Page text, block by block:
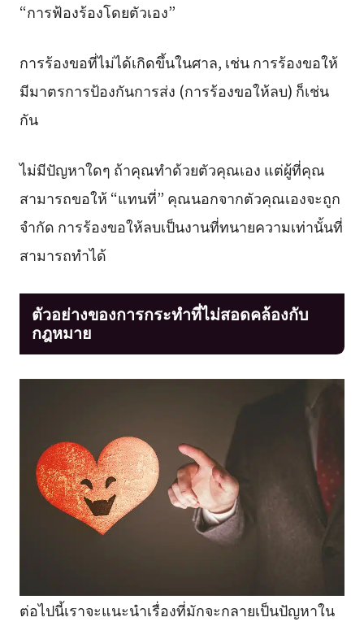
“การฟ้องร้องโดยตัวเอง”
การร้องขอที่ไม่ได้เกิดขึ้นในศาล, เช่น การร้องขอให้
มีมาตรการป้องกันการส่ง (การร้องขอให้ลบ) ก็เช่น
กัน
ไม่มีปัญหาใดๆ ถ้าคุณทำด้วยตัวคุณเอง แต่ผู้ที่คุณ
สามารถขอให้ “แทนที่” คุณนอกจากตัวคุณเองจะถูก
จำกัด การร้องขอให้ลบเป็นงานที่ทนายความเท่านั้นที่
สามารถทำได้
ตัวอย่างของการกระทำที่ไม่สอดคล้องกับ
กฎหมาย
ต่อไปนี้เราจะแนะนำเรื่องที่มักจะกลายเป็นปัญหาใน